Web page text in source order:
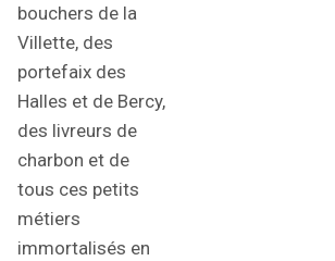
bouchers de la
Villette, des
portefaix des
Halles et de Bercy,
des livreurs de
charbon et de
tous ces petits
métiers
immortalisés en